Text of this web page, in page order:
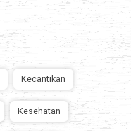
Kecantikan
Kesehatan